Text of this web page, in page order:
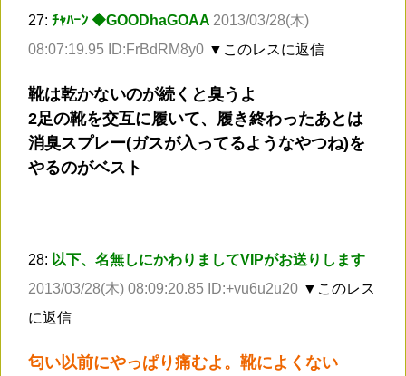
27: ﾁｬﾊｰﾝ ◆GOODhaGOAA 2013/03/28(木)
08:07:19.95 ID:FrBdRM8y0 ▼このレスに返信
靴は乾かないのが続くと臭うよ
2足の靴を交互に履いて、履き終わったあとは
消臭スプレー(ガスが入ってるようなやつね)を
やるのがベスト
28: 以下、名無しにかわりましてVIPがお送りします
2013/03/28(木) 08:09:20.85 ID:+vu6u2u20 ▼このレス
に返信
匂い以前にやっぱり痛むよ。靴によくない